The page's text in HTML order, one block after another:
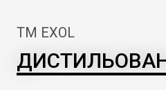
Співпраця
ТМ EXOL